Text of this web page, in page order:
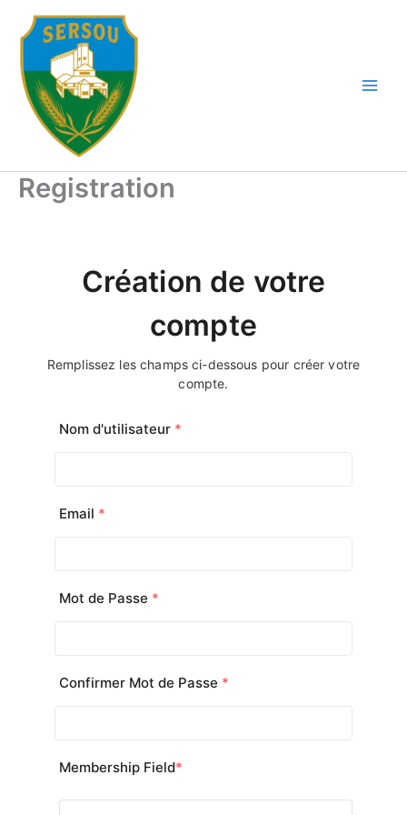
Registration
Création de votre
compte
Remplissez les champs ci-dessous pour créer votre
compte.
Nom d'utilisateur *
Email *
Mot de Passe *
Confirmer Mot de Passe *
Membership Field*